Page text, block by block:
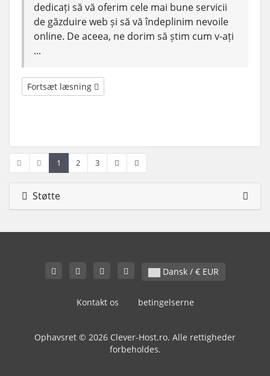
dedicați să vă oferim cele mai bune servicii
de găzduire web și să vă îndeplinim nevoile
online. De aceea, ne dorim să știm cum v-ați
...
Fortsæt læsning
1 2 3
Støtte
Dansk / € EUR
Kontakt os betingelserne
Ophavsret © 2026 Clever-Host.ro. Alle rettigheder
forbeholdes.